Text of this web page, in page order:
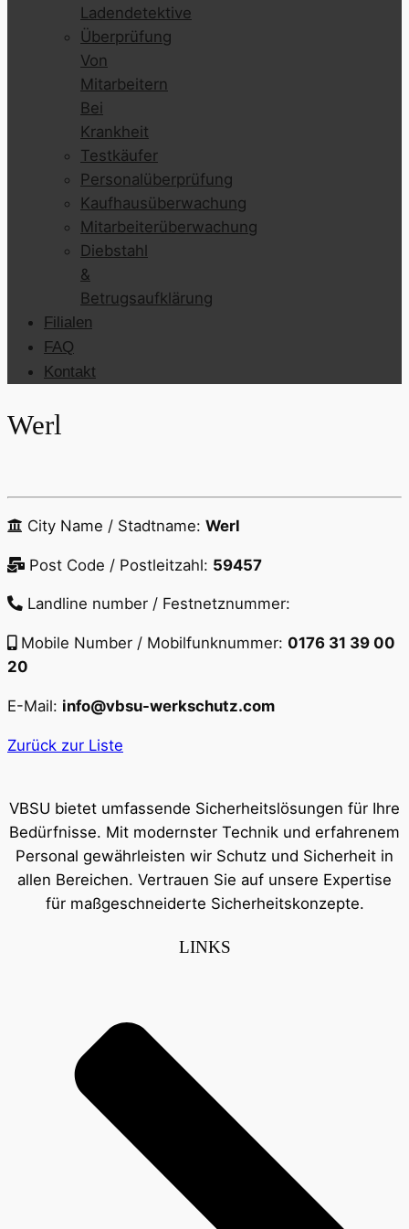
Ladendetektive
Überprüfung
Von
Mitarbeitern
Bei
Krankheit
Testkäufer
Personalüberprüfung
Kaufhausüberwachung
Mitarbeiterüberwachung
Diebstahl
&
Betrugsaufklärung
Filialen
FAQ
Kontakt
Werl
City Name / Stadtname: Werl
Post Code / Postleitzahl: 59457
Landline number / Festnetznummer:
Mobile Number / Mobilfunknummer: 0176 31 39 00
20
E-Mail: info@vbsu-werkschutz.com
Zurück zur Liste
VBSU bietet umfassende Sicherheitslösungen für Ihre
Bedürfnisse. Mit modernster Technik und erfahrenem
Personal gewährleisten wir Schutz und Sicherheit in
allen Bereichen. Vertrauen Sie auf unsere Expertise
für maßgeschneiderte Sicherheitskonzepte.
LINKS